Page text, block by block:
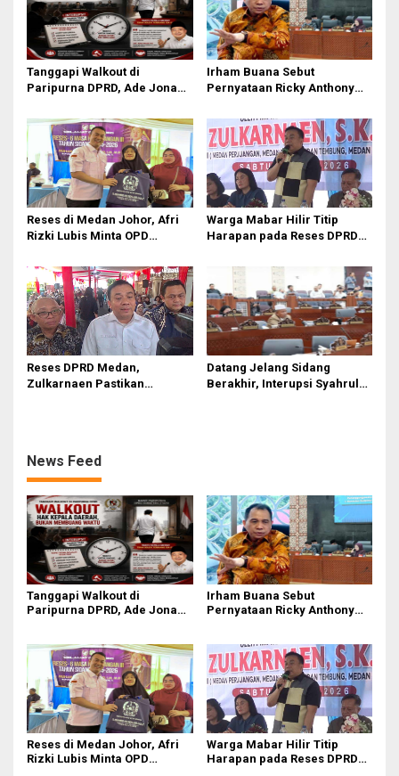
Tanggapi Walkout di
Paripurna DPRD, Ade Jona
Sebagai Kepala Daerah
Irham Buana Sebut
Pernyataan Ricky Anthony
Muka Sendiri’ soal Polemik
Paripurna DPRD Sumut
Reses di Medan Johor, Afri
Rizki Lubis Minta OPD
Keluhan Warga
Warga Mabar Hilir Titip
Harapan pada Reses DPRD
Kunjung Surut hingga
Layanan IKD
Reses DPRD Medan,
Zulkarnaen Pastikan
Datang Jelang Sidang
Berakhir, Interupsi Syahrul
News Feed
Tanggapi Walkout di
Paripurna DPRD, Ade Jona
Irham Buana Sebut
Pernyataan Ricky Anthony
Paripurna DPRD Sumut
Reses di Medan Johor, Afri
Rizki Lubis Minta OPD
Warga Mabar Hilir Titip
Harapan pada Reses DPRD